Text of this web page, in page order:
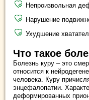
Непроизвольная
Нарушение
Ухудшение
Что такое
Болезнь куру – это
относится к
человека. Куру
энцефалопатии.
деформированных